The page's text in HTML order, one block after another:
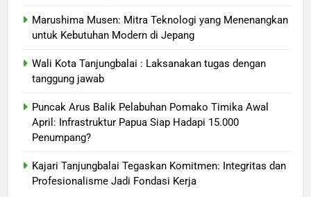
Marushima Musen: Mitra Teknologi yang Menenangkan
untuk Kebutuhan Modern di Jepang
Wali Kota Tanjungbalai : Laksanakan tugas dengan
tanggung jawab
Puncak Arus Balik Pelabuhan Pomako Timika Awal
April: Infrastruktur Papua Siap Hadapi 15.000
Penumpang?
Kajari Tanjungbalai Tegaskan Komitmen: Integritas dan
Profesionalisme Jadi Fondasi Kerja